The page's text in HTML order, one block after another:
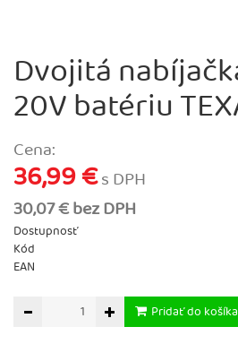
Dvojitá
20V batériu
Cena:
36,99 €s DPH
30,07 € bez DPH
Dostupnosť
Kód
EAN
Pridať do košíka